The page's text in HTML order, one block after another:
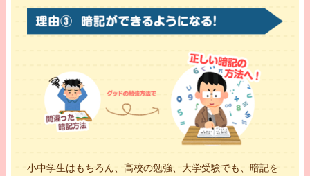
小中学生はもちろん、高校の勉強、大学受験でも、暗記を